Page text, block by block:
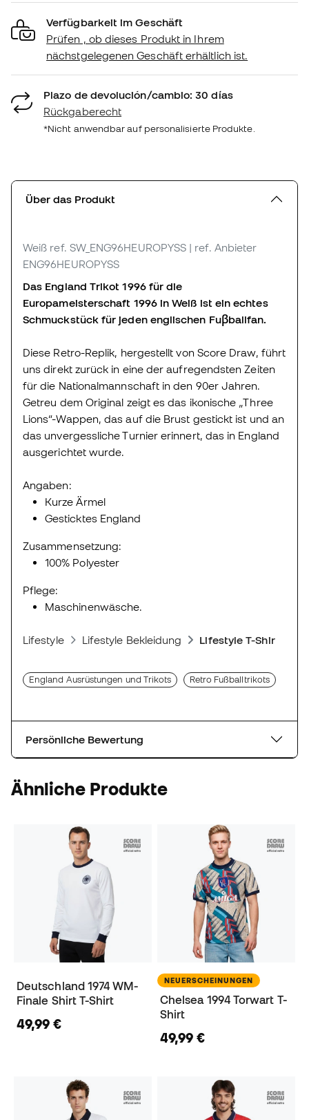
Verfügbarkeit im Geschäft
Prüfen , ob dieses Produkt in Ihrem
nächstgelegenen Geschäft erhältlich ist.
Plazo de devolución/cambio: 30 días
Rückgaberecht
*Nicht anwendbar auf personalisierte Produkte.
Über das Produkt
Weiß ref. SW_ENG96HEUROPYSS | ref. Anbieter
ENG96HEUROPYSS
Das England Trikot 1996 für die
Europameisterschaft 1996 in Weiß ist ein echtes
Schmuckstück für jeden englischen Fuβballfan.
Diese Retro-Replik, hergestellt von Score Draw, führt
uns direkt zurück in eine der aufregendsten Zeiten
für die Nationalmannschaft in den 90er Jahren.
Getreu dem Original zeigt es das ikonische „Three
Lions“-Wappen, das auf die Brust gestickt ist und an
das unvergessliche Turnier erinnert, das in England
ausgerichtet wurde.
Angaben:
Kurze Ärmel
Gesticktes England
Zusammensetzung:
100% Polyester
Pflege:
Maschinenwäsche.
Lifestyle Lifestyle Bekleidung Lifestyle T-Shirts
England Ausrüstungen und Trikots Retro Fußballtrikots
Persönliche Bewertung
Ähnliche Produkte
Deutschland 1974 WM-
Finale Shirt T-Shirt
49,99 €
NEUERSCHEINUNGEN
Chelsea 1994 Torwart T-
Shirt
49,99 €